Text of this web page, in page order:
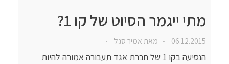
מתי ייגמר הסיוט של קו 1?
06.12.2015 מאתאמיר סגל
הנסיעה בקו 1 של חברת אגד תעבורה אמורה להיות